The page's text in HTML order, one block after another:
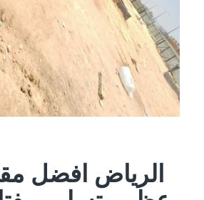
الرياض افضل